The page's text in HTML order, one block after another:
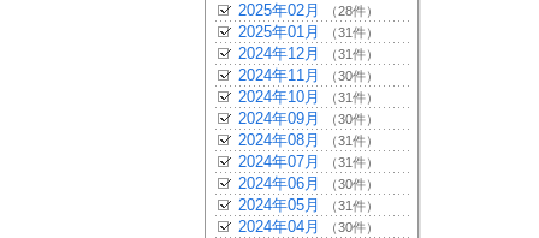
2025年02月 （28件）
2025年01月 （31件）
2024年12月 （31件）
2024年11月 （30件）
2024年10月 （31件）
2024年09月 （30件）
2024年08月 （31件）
2024年07月 （31件）
2024年06月 （30件）
2024年05月 （31件）
2024年04月 （30件）